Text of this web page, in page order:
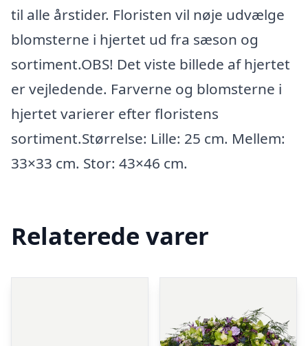
til alle årstider. Floristen vil nøje udvælge
blomsterne i hjertet ud fra sæson og
sortiment.OBS! Det viste billede af hjertet
er vejledende. Farverne og blomsterne i
hjertet varierer efter floristens
sortiment.Størrelse: Lille: 25 cm. Mellem:
33×33 cm. Stor: 43×46 cm.
Relaterede varer